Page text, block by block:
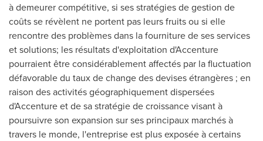
à demeurer compétitive, si ses stratégies de gestion de
coûts se révèlent ne portent pas leurs fruits ou si elle
rencontre des problèmes dans la fourniture de ses services
et solutions; les résultats d'exploitation d'Accenture
pourraient être considérablement affectés par la fluctuation
défavorable du taux de change des devises étrangères ; en
raison des activités géographiquement dispersées
d'Accenture et de sa stratégie de croissance visant à
poursuivre son expansion sur ses principaux marchés à
travers le monde, l'entreprise est plus exposée à certains